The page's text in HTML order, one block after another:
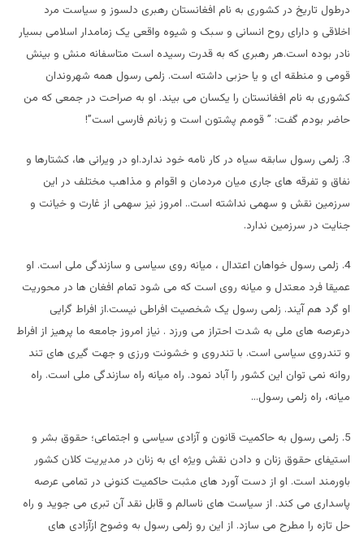
درطول تاریخ در کشوری به نام افغانستان رهبری دلسوز و سیاست مرد
اخلاقی و دارای روح انسانی و سبک و شیوه واقعی یک زمامدار اسلامی بسیار
نادر بوده است.هر رهبری که به قدرت رسیده است متاسفانه منش و بینش
قومی و منطقه ای و یا حزبی داشته است. زلمی رسول همه شهروندان
کشوری به نام افغانستان را یکسان می بیند. او به صراحت در جمعی که من
حاضر بودم گفت: ” قومم پشتون است و زبانم فارسی است”!
3. زلمی رسول سابقه سیاه در کار نامه خود ندارد.او در ویرانی ها، کشتارها و
نفاق و تفرقه های جاری میان مردمان و اقوام و مذاهب مختلف در این
سرزمین نقش و سهمی نداشته است.. امروز نیز سهمی از غارت و خیانت و
جنایت در سرزمین ندارد.
4. زلمی رسول خواهان اعتدال ، میانه روی سیاسی و سازندگی ملی است. او
عمیقا فرد معتدل و میانه روی است که می شود تمام افغان ها در محوریت
او گرد هم آیند. زلمی رسول یک شخصیت افراطی نیست.از افراط گرایی
درعرصه های ملی به شدت احتراز می ورزد . نیاز امروز جامعه ما پرهیز از افراط
و تندروی سیاسی است. با تندروی و خشونت ورزی و جهت گیری های تند
روانه نمی توان این کشور را آباد نمود. راه میانه راه سازندگی ملی است. راه
میانه، راه زلمی رسول…
5. زلمی رسول به حاکمیت قانون و آزادی سیاسی و اجتماعی؛ حقوق بشر و
استیفای حقوق زنان و دادن نقش ویژه ای به زنان در مدیریت کلان کشور
باورمند است. او از دست آورد های مثبت حاکمیت کنونی در تمامی عرصه
پاسداری می کند. از سیاست های ناسالم و قابل نقد آن تبری می جوید و راه
حل تازه را مطرح می سازد. از این رو زلمی رسول به وضوح ازآزادی های